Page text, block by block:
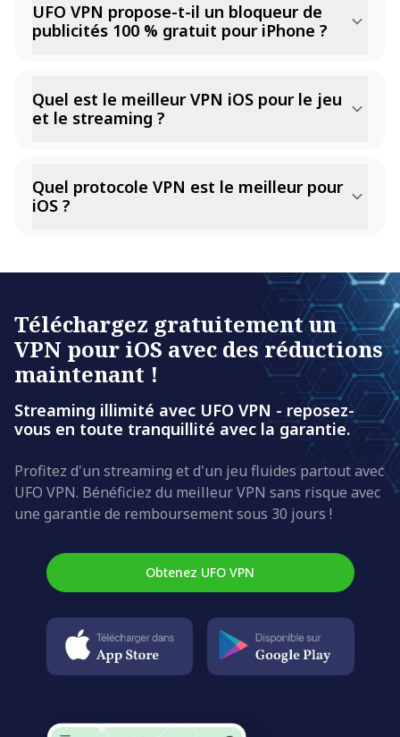
UFO VPN propose-t-il un bloqueur de
publicités 100 % gratuit pour iPhone ?
Quel est le meilleur VPN iOS pour le jeu
et le streaming ?
Quel protocole VPN est le meilleur pour
iOS ?
Téléchargez gratuitement un
VPN pour iOS avec des réductions
maintenant !
Streaming illimité avec UFO VPN - reposez-
vous en toute tranquillité avec la garantie.
Profitez d'un streaming et d'un jeu fluides partout avec
UFO VPN. Bénéficiez du meilleur VPN sans risque avec
une garantie de remboursement sous 30 jours !
Obtenez UFO VPN